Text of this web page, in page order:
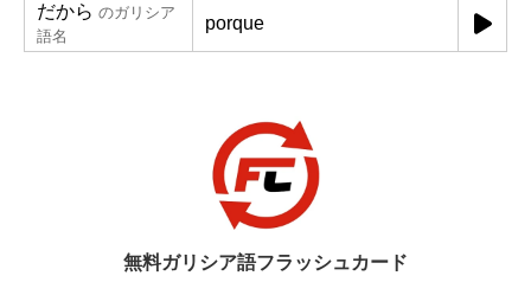
だから のガリシア
語名
porque
無料ガリシア語フラッシュカード